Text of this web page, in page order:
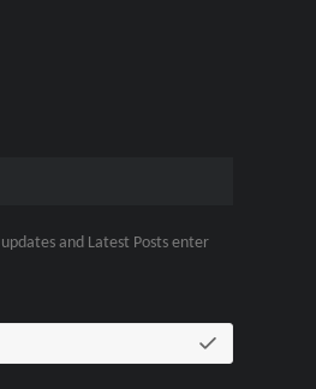
and Latest Posts enter